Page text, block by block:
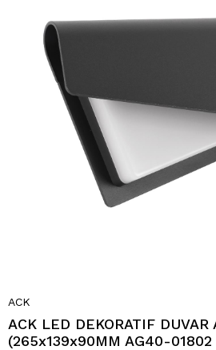
ACK
ACK LED DEKORATIF
(265x139x90MM AG40-01802